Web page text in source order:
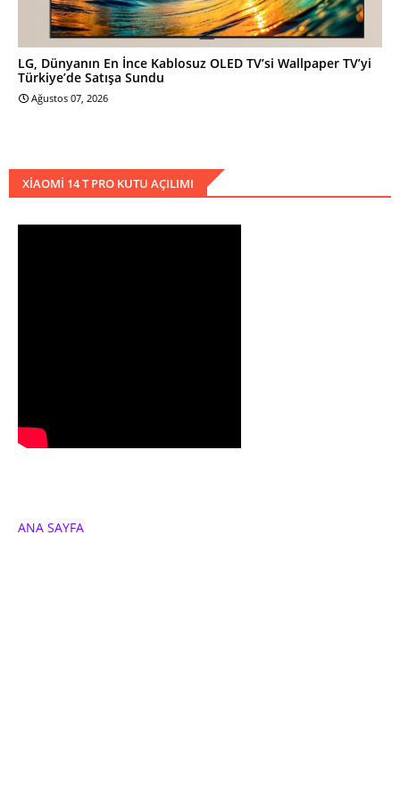
LG, Dünyanın En İnce Kablosuz OLED TV’si Wallpaper TV’yi
Türkiye’de Satışa Sundu
Ağustos 07, 2026
XIAOMI 14 T PRO KUTU AÇILIMI
ANA SAYFA